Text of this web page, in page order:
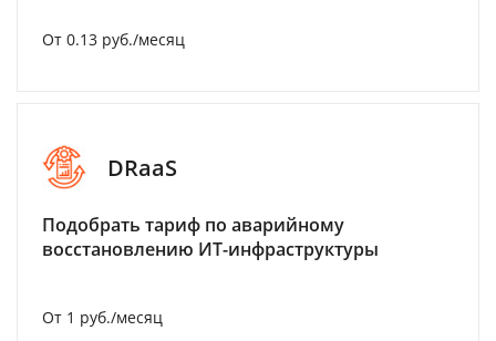
От 0.13 руб./месяц
DRaaS
Подобрать тариф по аварийному
восстановлению ИТ-инфраструктуры
От 1 руб./месяц